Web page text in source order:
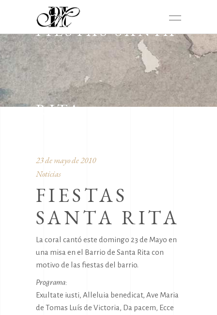
FIESTAS SANTA
RITA
23 de mayo de 2010
Noticias
FIESTAS
SANTA RITA
La coral cantó este domingo 23 de Mayo en
una misa en el Barrio de Santa Rita con
motivo de las fiestas del barrio.
Programa:
Exultate iusti, Alleluia benedicat, Ave Maria
de Tomas Luís de Victoria, Da pacem, Ecce